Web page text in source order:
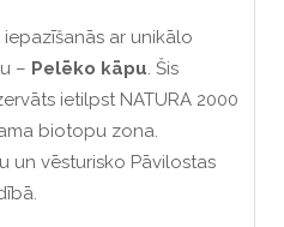
ar unikālo
– Pelēko kāpu. Šis
ietilpst NATURA 2000
biotopu zona.
un vēsturisko Pāvilostas